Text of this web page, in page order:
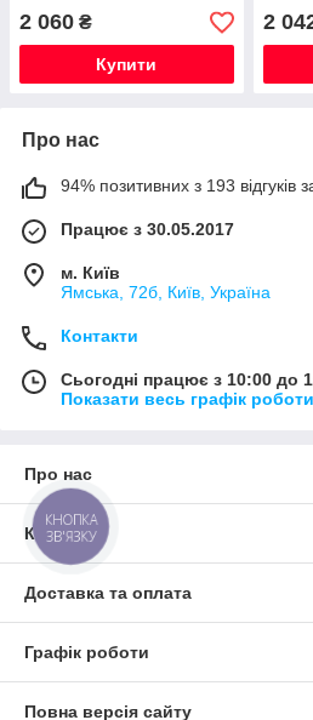
67.1 зі шпильками 12x1.5
для Citroen, Dodge
2 060 ₴
Купити
2
Про нас
94% позитивних з 193 відгуків
Працює з 30.05.2017
м. Київ
Ямська, 72б, Київ, Україна
Контакти
Сьогодні працює з 10:00 до
Показати весь графік роботи
Про нас
Контакти
Доставка та оплата
Графік роботи
Повна версія сайту
КНОПКА
ЗВ'ЯЗКУ